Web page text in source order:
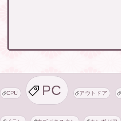
CPU PC アウトドア